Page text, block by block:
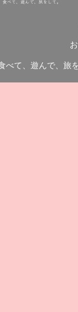
べて、遊んで、旅